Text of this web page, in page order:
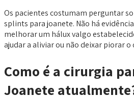
Os pacientes costumam perguntar
splints para joanete. Não há
melhorar um hálux valgo
ajudar a aliviar ou não deixar piorar o
Como é a cirurgia
Joanete